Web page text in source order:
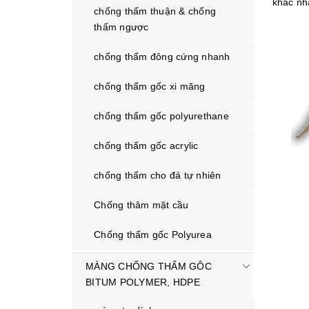
chống thấm thuận & chống
thấm ngược
chống thấm đông cứng nhanh
chống thấm gốc xi măng
chống thấm gốc polyurethane
chống thấm gốc acrylic
chống thấm cho đá tự nhiên
Chống thâm mặt cầu
Chống thấm gốc Polyurea
MÀNG CHỐNG THẤM GÔC
BITUM POLYMER, HDPE